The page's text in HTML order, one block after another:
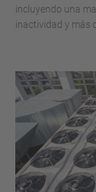
incluyendo una
inactividad y más